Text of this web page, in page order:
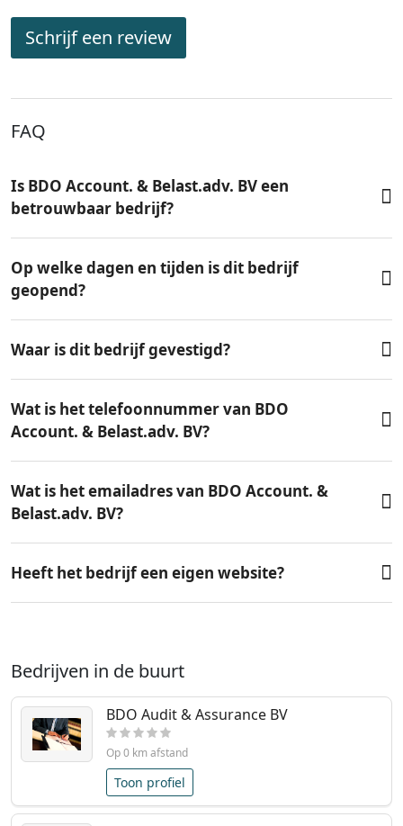
Schrijf een review
FAQ
Is BDO Account. & Belast.adv. BV een
betrouwbaar bedrijf?
Op welke dagen en tijden is dit bedrijf
geopend?
Waar is dit bedrijf gevestigd?
Wat is het telefoonnummer van BDO
Account. & Belast.adv. BV?
Wat is het emailadres van BDO Account. &
Belast.adv. BV?
Heeft het bedrijf een eigen website?
Bedrijven in de buurt
BDO Audit & Assurance BV
Op 0 km afstand
Toon profiel